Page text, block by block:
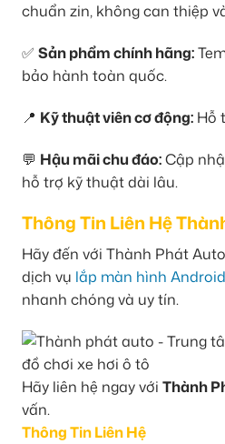
chuẩn zin, không can thiệp
✅ Sản phẩm chính hãng:
bảo hành toàn quốc.
📍 Kỹ thuật viên cơ động: Hỗ
💬 Hậu mãi chu đáo:Cập
hỗ trợ kỹ thuật dài lâu.
Thông Tin Liên Hệ
Hãy đến với Thành Phát
dịch vụ lắp màn hình
nhanh chóng và uy tín.
Hãy liên hệ ngay với Thành
vấn.
Thông Tin Liên Hệ